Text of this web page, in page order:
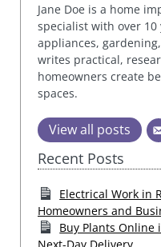
Jane Doe is a home
specialist with over
appliances,
writes practical,
homeowners create
spaces.
View all posts
Recent Posts
Electrical Work in
Homeowners and
Buy Plants Online